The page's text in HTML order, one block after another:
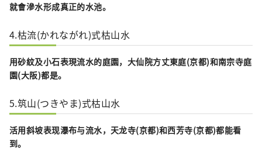
就會滲水形成真正的水池。
4.枯流(かれながれ)式枯山水
用砂紋及小石表現流水的庭園， 大仙院方丈東庭(京都)和南宗寺庭
園(大阪)都是。
5.筑山(つきやま)式枯山水
活用斜坡表现瀑布与流水， 天龙寺(京都)和西芳寺(京都)都能看
到。